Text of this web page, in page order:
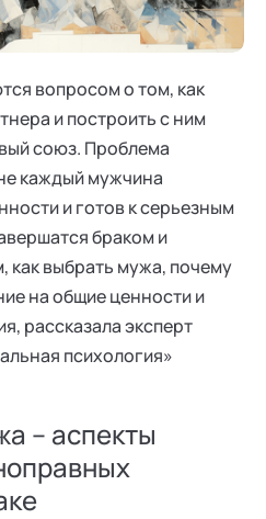
вопросом о том, как
и построить с ним
союз. Проблема
каждый мужчина
и готов к серьезным
браком и
как выбрать мужа, почему
на общие ценности и
рассказала эксперт
психология»
– аспекты